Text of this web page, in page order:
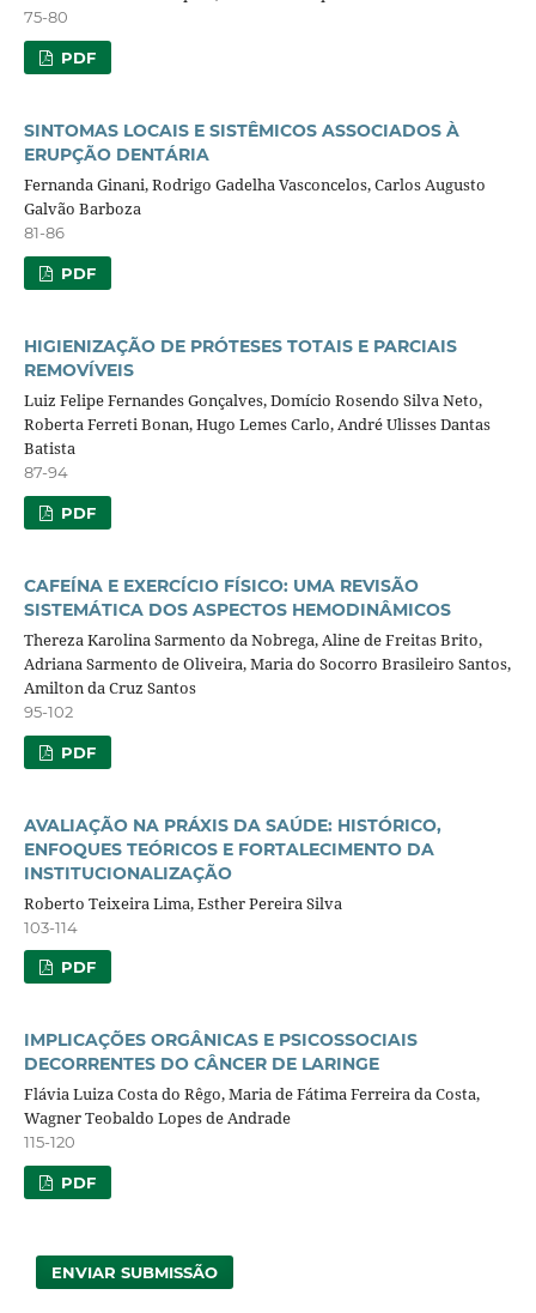
75-80
PDF
SINTOMAS LOCAIS E SISTÊMICOS ASSOCIADOS À
ERUPÇÃO DENTÁRIA
Fernanda Ginani, Rodrigo Gadelha Vasconcelos, Carlos Augusto
Galvão Barboza
81-86
PDF
HIGIENIZAÇÃO DE PRÓTESES TOTAIS E PARCIAIS
REMOVÍVEIS
Luiz Felipe Fernandes Gonçalves, Domício Rosendo Silva Neto,
Roberta Ferreti Bonan, Hugo Lemes Carlo, André Ulisses Dantas
Batista
87-94
PDF
CAFEÍNA E EXERCÍCIO FÍSICO: UMA REVISÃO
SISTEMÁTICA DOS ASPECTOS HEMODINÂMICOS
Thereza Karolina Sarmento da Nobrega, Aline de Freitas Brito,
Adriana Sarmento de Oliveira, Maria do Socorro Brasileiro Santos,
Amilton da Cruz Santos
95-102
PDF
AVALIAÇÃO NA PRÁXIS DA SAÚDE: HISTÓRICO,
ENFOQUES TEÓRICOS E FORTALECIMENTO DA
INSTITUCIONALIZAÇÃO
Roberto Teixeira Lima, Esther Pereira Silva
103-114
PDF
IMPLICAÇÕES ORGÂNICAS E PSICOSSOCIAIS
DECORRENTES DO CÂNCER DE LARINGE
Flávia Luiza Costa do Rêgo, Maria de Fátima Ferreira da Costa,
Wagner Teobaldo Lopes de Andrade
115-120
PDF
ENVIAR SUBMISSÃO